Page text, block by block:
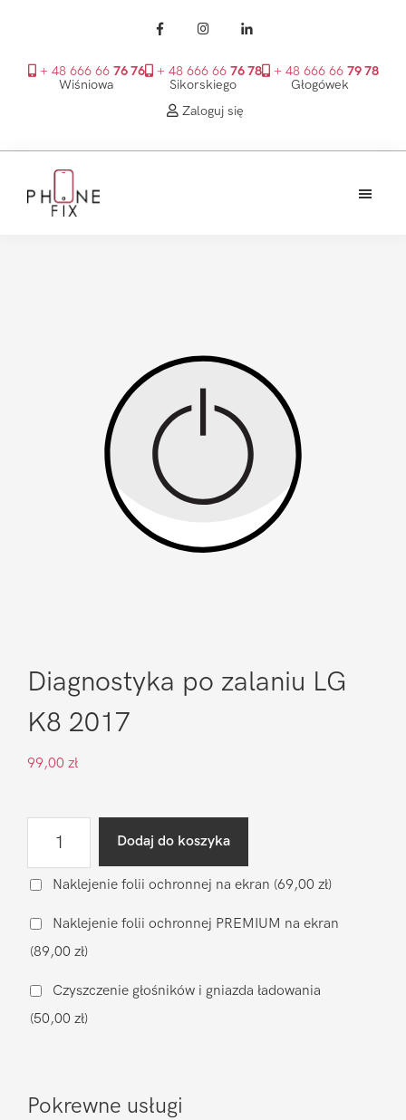
+ 48 666 66 76 76
Wiśniowa
+ 48 666 66 76 78
Sikorskiego
+ 48 666 66 79 78
Głogówek
Zaloguj się
głównego
Diagnostyka po zalaniu LG
K8 2017
99,00 zł
po
LG
K8
2017
Dodaj do koszyka
Naklejenie folii ochronnej na ekran (69,00 zł)
Naklejenie folii ochronnej PREMIUM na ekran
(89,00 zł)
Czyszczenie głośników i gniazda ładowania
(50,00 zł)
Pokrewne usługi